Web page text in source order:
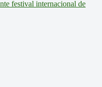
festival internacional de